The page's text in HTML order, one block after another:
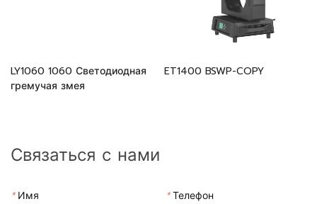
LY1060 1060 Светодиодная
гремучая змея
ET1400 BSWP-COPY
Связаться с нами
* Имя *Телефон